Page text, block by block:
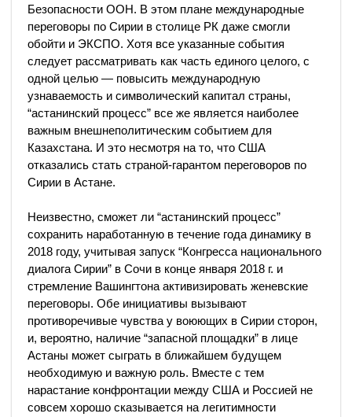
Безопасности ООН. В этом плане международные
переговоры по Сирии в столице РК даже смогли
обойти и ЭКСПО. Хотя все указанные события
следует рассматривать как часть единого целого, с
одной целью — повысить международную
узнаваемость и символический капитал страны,
“астанинский процесс” все же является наиболее
важным внешнеполитическим событием для
Казахстана. И это несмотря на то, что США
отказались стать страной-гарантом переговоров по
Сирии в Астане.
Неизвестно, сможет ли “астанинский процесс”
сохранить наработанную в течение года динамику в
2018 году, учитывая запуск “Конгресса национального
диалога Сирии” в Сочи в конце января 2018 г. и
стремление Вашингтона активизировать женевские
переговоры. Обе инициативы вызывают
противоречивые чувства у воюющих в Сирии сторон,
и, вероятно, наличие “запасной площадки” в лице
Астаны может сыграть в ближайшем будущем
необходимую и важную роль. Вместе с тем
нарастание конфронтации между США и Россией не
совсем хорошо сказывается на легитимности